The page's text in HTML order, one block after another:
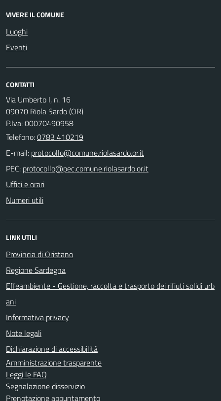
VIVERE IL COMUNE
Luoghi
Eventi
CONTATTI
Via Umberto I, n. 16
09070 Riola Sardo (OR)
P.Iva: 00070490958
Telefono:0783 410219
E-mail:
PEC:
Uffici e orari
Numeri utili
LINK UTILI
Provincia di Oristano
Regione Sardegna
Effeambiente - Gestione, raccolta e trasporto dei rifiuti solidi urb
ani
Informativa privacy
Note legali
Dichiarazione di accessibilità
Amministrazione trasparente
Leggi le FAQ
Segnalazione disservizio
Prenotazione appuntamento